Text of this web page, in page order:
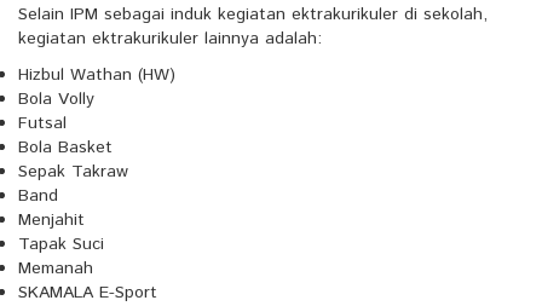
Selain IPM sebagai induk kegiatan ektrakurikuler di sekolah,
kegiatan ektrakurikuler lainnya adalah:
Hizbul Wathan (HW)
Bola Volly
Futsal
Bola Basket
Sepak Takraw
Band
Menjahit
Tapak Suci
Memanah
SKAMALA E-Sport